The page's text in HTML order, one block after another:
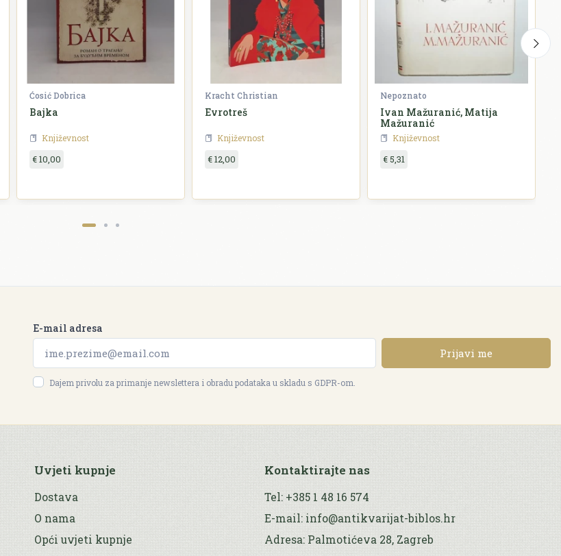
Ćosić Dobrica
Bajka
Književnost
€ 10,00
Kracht Christian
Evrotreš
Književnost
€ 12,00
Nepoznato
Ivan Mažuranić, Matija
Mažuranić
Književnost
€ 5,31
E-mail adresa
Prijavi me
Dajem privolu za primanje newslettera i obradu podataka u skladu s GDPR-om.
Uvjeti kupnje
Dostava
O nama
Opći uvjeti kupnje
Kontaktirajte nas
Tel: +385 1 48 16 574
E-mail: info@antikvarijat-biblos.hr
Adresa: Palmotićeva 28, Zagreb